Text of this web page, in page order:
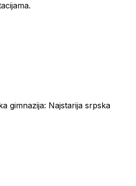
gimnazija: Najstarija srpska